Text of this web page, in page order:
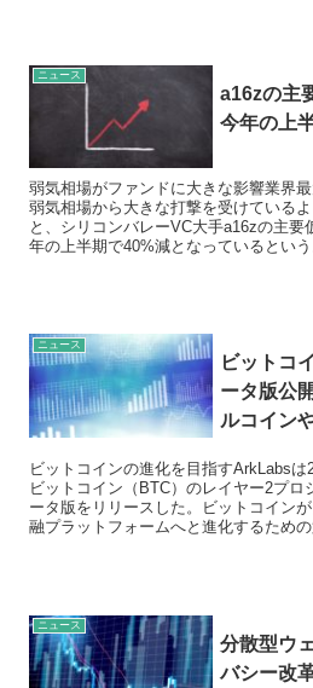
ニュース
a16zの主
今年の上
弱気相場がファンドに大きな影響業界
弱気相場から大きな打撃を受けている
と、シリコンバレーVC大手a16zの主
年の上半期で40%減となっているとい
ニュース
ビットコ
ータ版公
ルコイン
ビットコインの進化を目指すArkLabsは
ビットコイン（BTC）のレイヤー2プ
ータ版をリリースした。ビットコイン
融プラットフォームへと進化するため
ニュース
分散型ウ
バシー改